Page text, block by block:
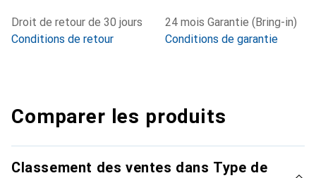
Droit de retour de 30 jours
Conditions de retour
24 mois Garantie (Bring-in)
Conditions de garantie
Comparer les produits
Classement des ventes dans Type de